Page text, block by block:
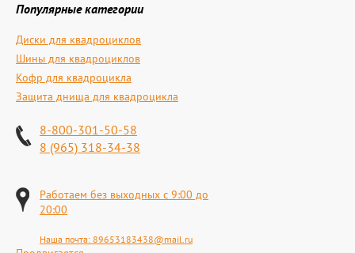
Популярные категории
Диски для квадроциклов
Шины для квадроциклов
Кофр для квадроцикла
Защита днища для квадроцикла
8-800-301-50-58
8 (965) 318-34-38
Работаем без выходных с 9:00 до
20:00
Наша почта: 89653183438@mail.ru